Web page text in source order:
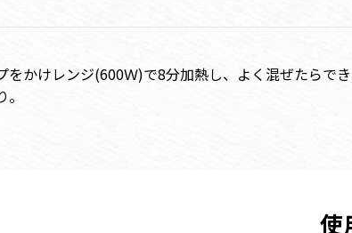
をかけレンジ(600Ｗ)で8分加熱し、よく混ぜたらでき
使